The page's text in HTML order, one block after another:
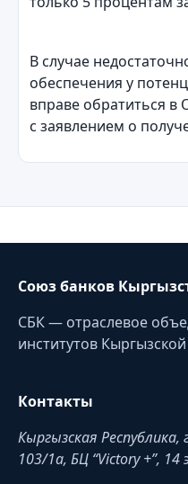
В случае
обеспечения у
вправе обратиться
с заявлением о
Союз банков
СБК — отраслевое
институтов
Контакты
Кыргызская
103/1a, БЦ “Victory +”,